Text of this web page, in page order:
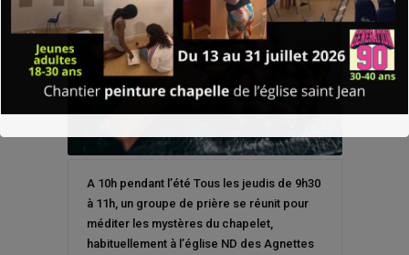
A 10h pendant l’été Tous les jeudis de 9h30
à 11h, un groupe de prière se réunit pour
méditer les mystères du chapelet,
habituellement à l’église ND des Agnettes